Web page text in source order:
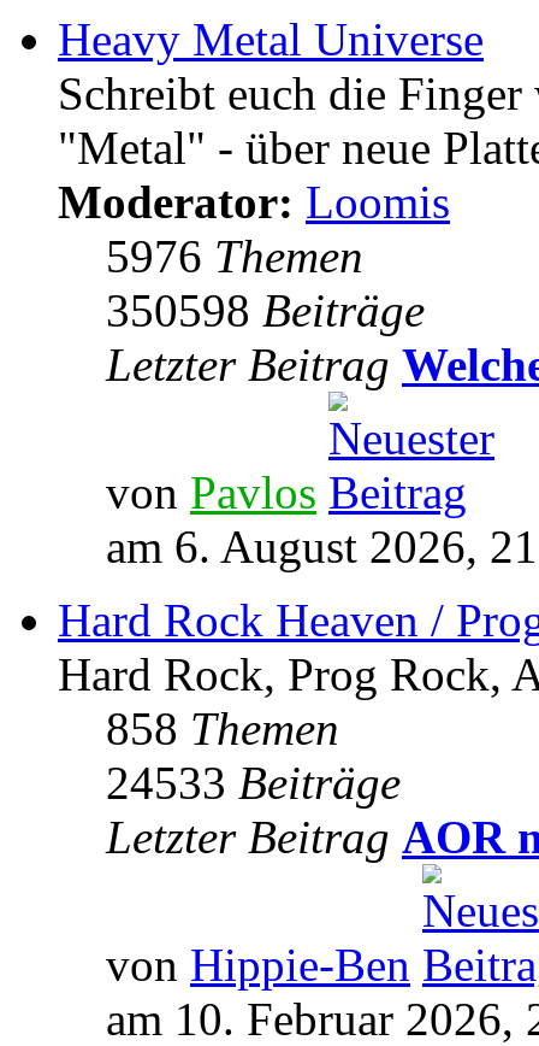
Heavy Metal Universe
Schreibt euch die
"Metal" - über neue
Moderator: Loomis
5976 Themen
350598 Beiträge
Letzter Beitrag
von Pavlos
am 6. August 2026,
Hard Rock Heaven /
Hard Rock, Prog Rock,
858 Themen
24533 Beiträge
Letzter Beitrag AOR
von Hippie-Ben
am 10. Februar 2026,